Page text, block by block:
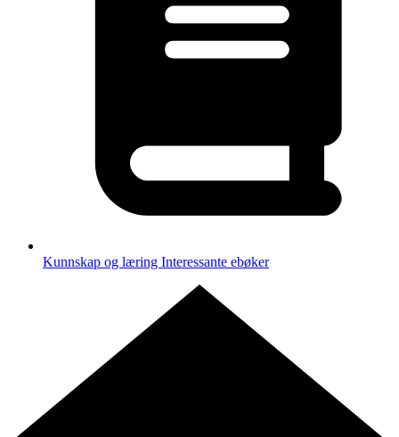
Kunnskap og læring Interessante ebøker